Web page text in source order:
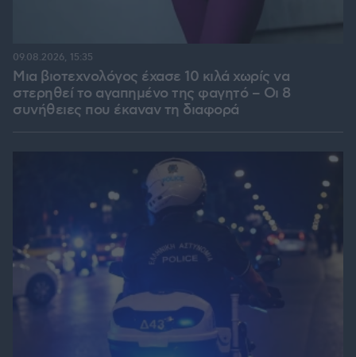
Μια βιοτεχνολόγος έχασε 10 κιλά χωρίς να
στερηθεί το αγαπημένο της φαγητό – Οι 8
συνήθειες που έκαναν τη διαφορά
09.08.2026, 15:35